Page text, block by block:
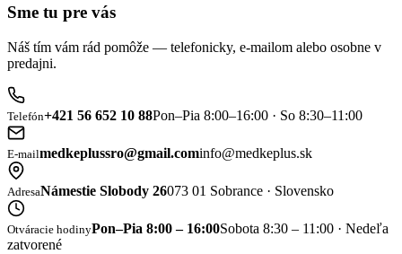
Sme tu pre vás
Náš tím vám rád pomôže — telefonicky, e-mailom alebo osobne v
predajni.
Telefón+421 56 652 10 88Pon–Pia 8:00–16:00 · So 8:30–11:00
E-mailmedkeplussro@gmail.cominfo@medkeplus.sk
AdresaNámestie Slobody 26073 01 Sobrance · Slovensko
Otváracie hodinyPon–Pia 8:00 – 16:00Sobota 8:30 – 11:00 · Nedeľa
zatvorené